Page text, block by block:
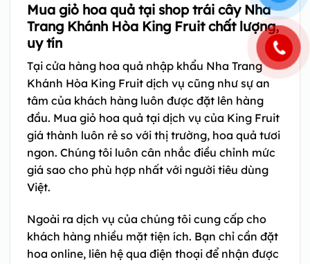
Mua giỏ hoa quả tại shop trái cây Nha
Trang Khánh Hòa King Fruit chất lượng,
uy tín
Tại cửa hàng hoa quả nhập khẩu Nha Trang
Khánh Hòa King Fruit dịch vụ cũng như sự an
tâm của khách hàng luôn được đặt lên hàng
đầu. Mua giỏ hoa quả tại dịch vụ của King Fruit
giá thành luôn rẻ so với thị trường, hoa quả tươi
ngon. Chúng tôi luôn cân nhắc điều chỉnh mức
giá sao cho phù hợp nhất với người tiêu dùng
Việt.
Ngoài ra dịch vụ của chúng tôi cung cấp cho
khách hàng nhiều mặt tiện ích. Bạn chỉ cần đặt
hoa online, liên hệ qua điện thoại để nhận được